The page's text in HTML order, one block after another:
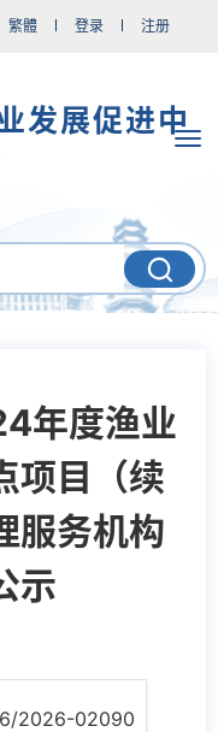
繁體 登录 注册
发展促进中
年度渔业
项目（续
服务机构
示
2026-02090